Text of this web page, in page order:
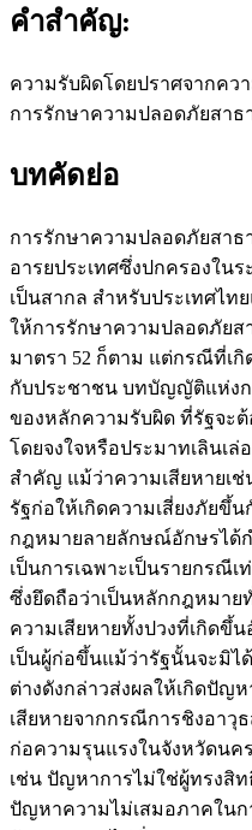
คำสำคัญ:
ความรับผิดโดยปราศจากคว
การรักษาความปลอดภัยสาธ
บทคัดย่อ
การรักษาความปลอดภัยสา
อารยประเทศซึ่งปกครองใน
เป็นสากล สำหรับประเทศไ
ให้การรักษาความปลอดภัย
มาตรา 52 ก็ตาม แต่กรณีที่เ
กับประชาชน บทบัญญัติแห่ง
ของหลักความรับผิด ที่รัฐจะ
โดยจงใจหรือประมาทเลินเล่
สำคัญ แม้ว่าความเสียหายเช่
รัฐก่อให้เกิดความเสี่ยงภัยขึ้
กฎหมายลายลักษณ์อักษรได้
เป็นการเฉพาะเป็นรายกรณีเ
ซึ่งยึดถือว่าเป็นหลักกฎหมาย
ความเสียหายทั้งปวงที่เกิดขึ้
เป็นผู้ก่อขึ้นแม้ว่ารัฐนั้นจะมิ
ต่างดังกล่าวส่งผลให้เกิดปัญ
เสียหายจากกรณีการชิงอาวุ
ก่อความรุนแรงในจังหวัดนค
เช่น ปัญหาการไม่ใช่ผู้ทรงสิท
ปัญหาความไม่เสมอภาคในก